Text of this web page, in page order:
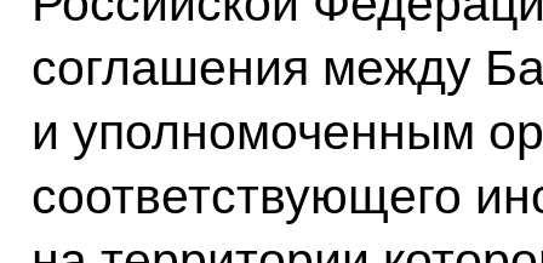
соглашения между
и уполномоченным
соответствующего